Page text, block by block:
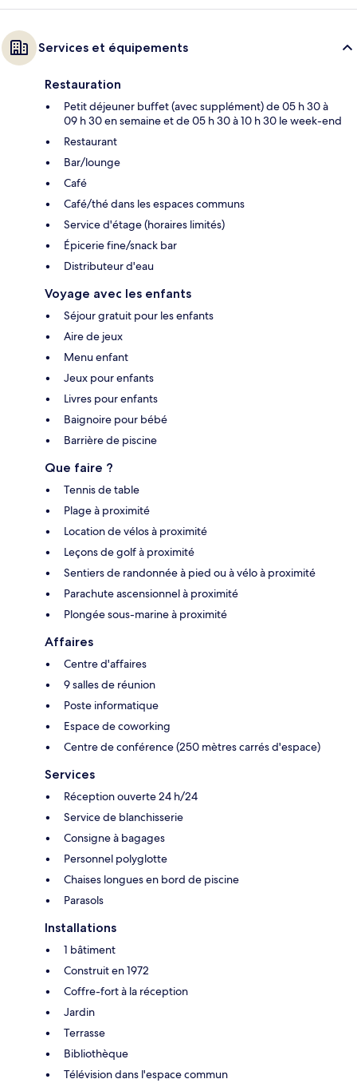
Services et équipements
Restauration
Petit déjeuner buffet (avec supplément) de 05 h 30 à
09 h 30 en semaine et de 05 h 30 à 10 h 30 le week-end
Restaurant
Bar/lounge
Café
Café/thé dans les espaces communs
Service d'étage (horaires limités)
Épicerie fine/snack bar
Distributeur d'eau
Voyage avec les enfants
Séjour gratuit pour les enfants
Aire de jeux
Menu enfant
Jeux pour enfants
Livres pour enfants
Baignoire pour bébé
Barrière de piscine
Que faire ?
Tennis de table
Plage à proximité
Location de vélos à proximité
Leçons de golf à proximité
Sentiers de randonnée à pied ou à vélo à proximité
Parachute ascensionnel à proximité
Plongée sous-marine à proximité
Affaires
Centre d'affaires
9 salles de réunion
Poste informatique
Espace de coworking
Centre de conférence (250 mètres carrés d'espace)
Services
Réception ouverte 24 h/24
Service de blanchisserie
Consigne à bagages
Personnel polyglotte
Chaises longues en bord de piscine
Parasols
Installations
1 bâtiment
Construit en 1972
Coffre-fort à la réception
Jardin
Terrasse
Bibliothèque
Télévision dans l'espace commun